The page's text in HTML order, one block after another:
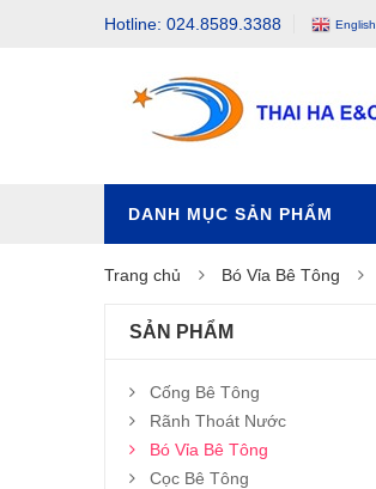
Hotline: 024.8589.3388 English
DANH MỤC SẢN PHẨM
Trang chủ Bó Vỉa Bê Tông
SẢN PHẨM
Cống Bê Tông
Rãnh Thoát Nước
Bó Vỉa Bê Tông
Cọc Bê Tông